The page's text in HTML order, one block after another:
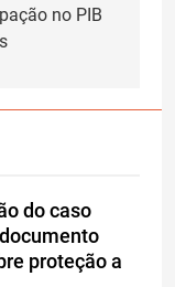
no PIB
do caso
proteção a